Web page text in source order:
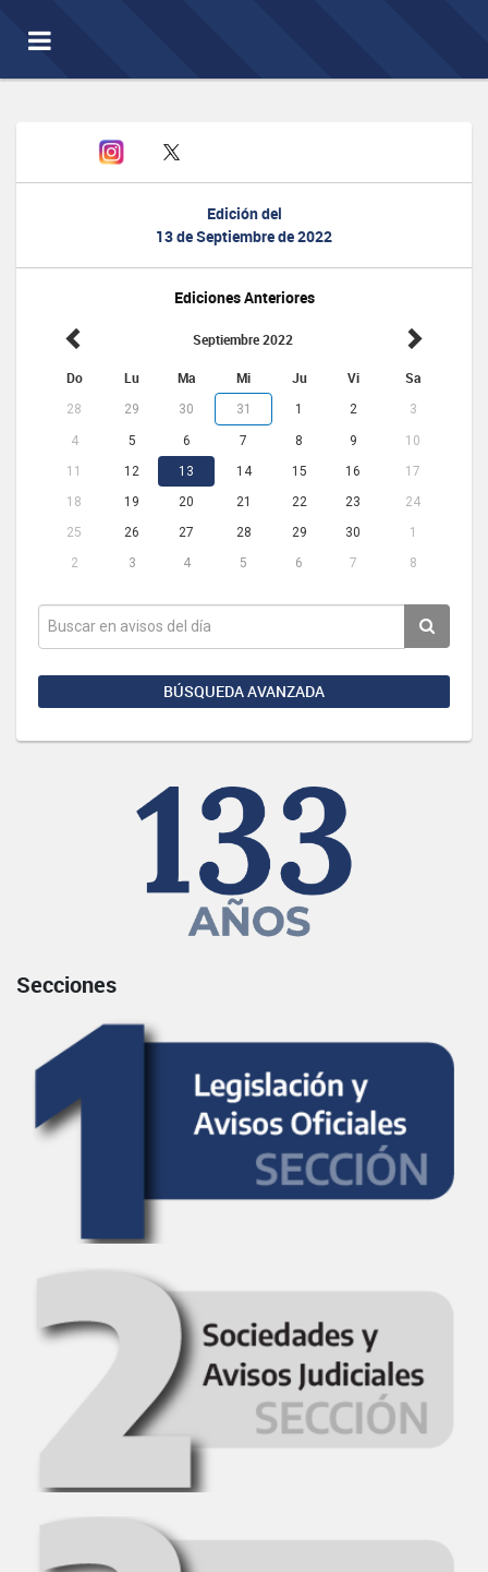
Toggle
navigation
Edición del
13 de Septiembre de 2022
Ediciones Anteriores
Septiembre 2022
Do Lu Ma Mi Ju Vi Sa
28 29 30 31 1 2 3
4 5 6 7 8 9
10
11
12 13 14 15 16
17
18
19 20 21 22 23
24
25
26 27 28 29 30
1
2
3 4 5 6 7 8
BÚSQUEDA AVANZADA
Secciones